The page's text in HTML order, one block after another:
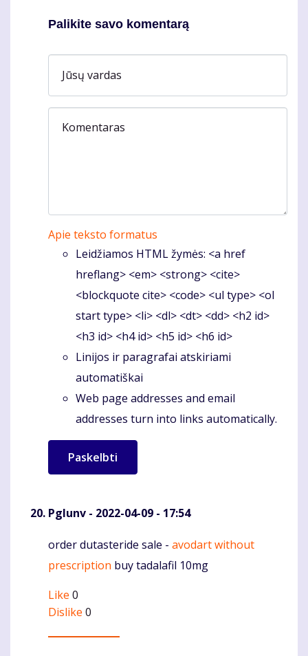
Palikite savo komentarą
Jūsų vardas
Komentaras
Apie teksto formatus
Leidžiamos HTML žymės: <a href
hreflang> <em> <strong> <cite>
<blockquote cite> <code> <ul type> <ol
start type> <li> <dl> <dt> <dd> <h2 id>
<h3 id> <h4 id> <h5 id> <h6 id>
Linijos ir paragrafai atskiriami
automatiškai
Web page addresses and email
addresses turn into links automatically.
Pglunv - 2022-04-09 - 17:54
Komentaras
order dutasteride sale - avodart without
prescription buy tadalafil 10mg
Like 0
Dislike 0